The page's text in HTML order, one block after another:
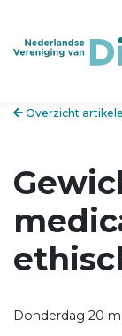
Overzicht
Donderdag 20